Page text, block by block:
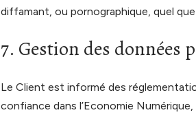
diffamant, ou pornographique, quel
7. Gestion des données
Le Client est informé des
confiance dans l’Economie